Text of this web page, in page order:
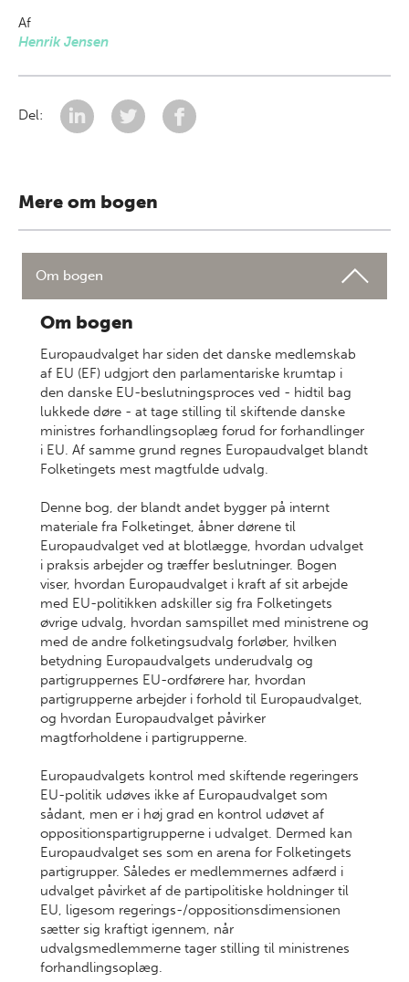
Af
Henrik Jensen
Del:
Mere om bogen
Om bogen
Om bogen
Europaudvalget har siden det danske medlemskab
af EU (EF) udgjort den parlamentariske krumtap i
den danske EU-beslutningsproces ved - hidtil bag
lukkede døre - at tage stilling til skiftende danske
ministres forhandlingsoplæg forud for forhandlinger
i EU. Af samme grund regnes Europaudvalget blandt
Folketingets mest magtfulde udvalg.
Denne bog, der blandt andet bygger på internt
materiale fra Folketinget, åbner dørene til
Europaudvalget ved at blotlægge, hvordan udvalget
i praksis arbejder og træffer beslutninger. Bogen
viser, hvordan Europaudvalget i kraft af sit arbejde
med EU-politikken adskiller sig fra Folketingets
øvrige udvalg, hvordan samspillet med ministrene og
med de andre folketingsudvalg forløber, hvilken
betydning Europaudvalgets underudvalg og
partigruppernes EU-ordførere har, hvordan
partigrupperne arbejder i forhold til Europaudvalget,
og hvordan Europaudvalget påvirker
magtforholdene i partigrupperne.
Europaudvalgets kontrol med skiftende regeringers
EU-politik udøves ikke af Europaudvalget som
sådant, men er i høj grad en kontrol udøvet af
oppositionspartigrupperne i udvalget. Dermed kan
Europaudvalget ses som en arena for Folketingets
partigrupper. Således er medlemmernes adfærd i
udvalget påvirket af de partipolitiske holdninger til
EU, ligesom regerings-/oppositionsdimensionen
sætter sig kraftigt igennem, når
udvalgsmedlemmerne tager stilling til ministrenes
forhandlingsoplæg.